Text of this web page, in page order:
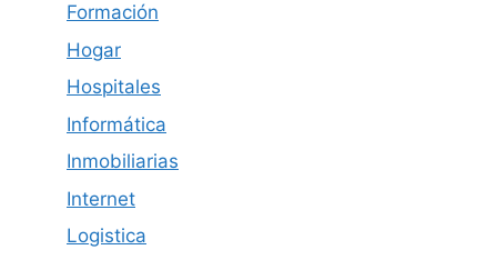
Formación
Hogar
Hospitales
Informática
Inmobiliarias
Internet
Logistica